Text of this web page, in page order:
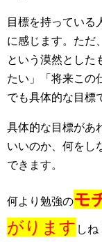
目標を持っている
に感じます。ただ
という漠然とした
たい」「将来この
でも具体的な目標
具体的な目標があ
いいのか、何をし
できます。
何より勉強のモ
がります しね